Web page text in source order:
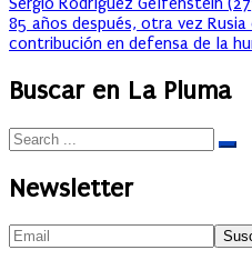
85 años después, otra vez
contribución en defensa de la
Buscar en La Pluma
Newsletter